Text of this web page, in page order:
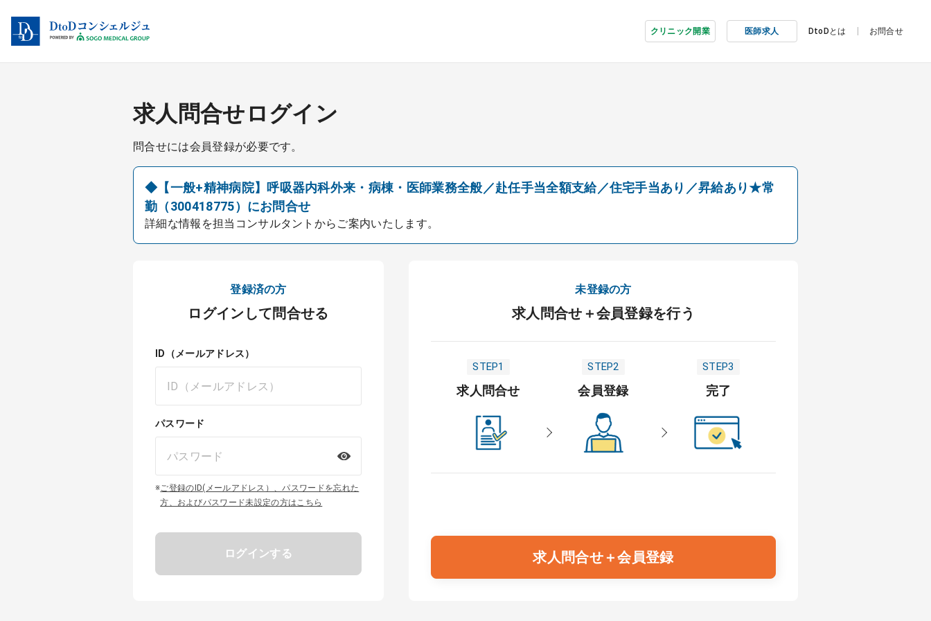
クリニック開業 医師求人 DtoDとは お問合せ
求人問合せログイン
問合せには会員登録が必要です。
◆【一般+精神病院】呼吸器内科外来・病棟・医師業務全般／赴任手当全額支給／住宅手当あり／昇給あり★常
勤（300418775）にお問合せ
詳細な情報を担当コンサルタントからご案内いたします。
登録済の方
ログインして問合せる
ID（メールアドレス）
パスワード
※ご登録のID(メールアドレス）、パスワードを忘れた
方、およびパスワード未設定の方はこちら
ログインする
未登録の方
求人問合せ＋会員登録を行う
STEP1
求人問合せ
STEP2
会員登録
STEP3
完了
求人問合せ＋会員登録